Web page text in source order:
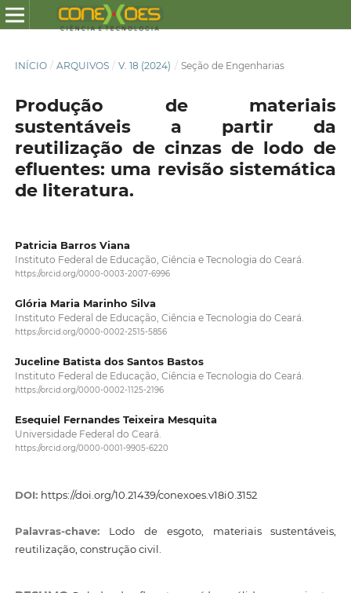
INÍCIO / ARQUIVOS / V. 18 (2024) / Seção de Engenharias
Produção de materiais
sustentáveis a partir da
reutilização de cinzas de lodo de
efluentes: uma revisão sistemática
de literatura.
Patricia Barros Viana
Instituto Federal de Educação, Ciência e Tecnologia do Ceará.
https://orcid.org/0000-0003-2007-6996
Glória Maria Marinho Silva
Instituto Federal de Educação, Ciência e Tecnologia do Ceará.
https://orcid.org/0000-0002-2515-5856
Juceline Batista dos Santos Bastos
Instituto Federal de Educação, Ciência e Tecnologia do Ceará.
https://orcid.org/0000-0002-1125-2196
Esequiel Fernandes Teixeira Mesquita
Universidade Federal do Ceará.
https://orcid.org/0000-0001-9905-6220
DOI: https://doi.org/10.21439/conexoes.v18i0.3152
Palavras-chave: Lodo de esgoto, materiais sustentáveis,
reutilização, construção civil.